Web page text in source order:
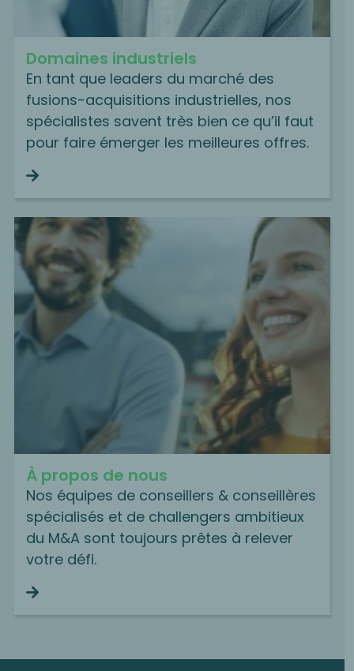
Domaines industriels
En tant que leaders du marché des
fusions-acquisitions industrielles, nos
spécialistes savent très bien ce qu’il faut
pour faire émerger les meilleures offres.
À propos de nous
Nos équipes de conseillers & conseillères
spécialisés et de challengers ambitieux
du M&A sont toujours prêtes à relever
votre défi.